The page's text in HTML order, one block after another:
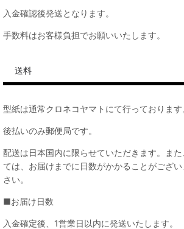
入金確認後発送となります。
手数料はお客様負担でお願いいたします。
送料
型紙は通常クロネコヤマトにて行っております
後払いのみ郵便局です。
配送は日本国内に限らせていただきます。ま
ては、お届けまでに日数がかかることがござ
さい。
■お届け日数
入金確定後、1営業日以内に発送いたします。